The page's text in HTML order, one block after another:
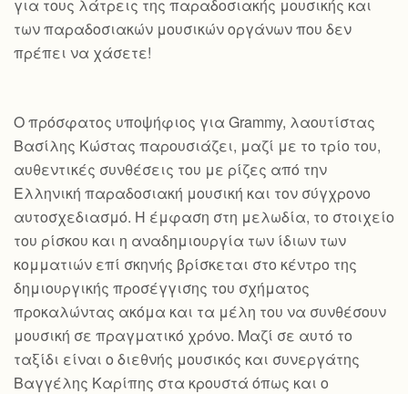
για τους λάτρεις της παραδοσιακής μουσικής και
των παραδοσιακών μουσικών οργάνων που δεν
πρέπει να χάσετε!
Ο πρόσφατος υποψήφιος για Grammy, λαουτίστας
Βασίλης Κώστας παρουσιάζει, μαζί με το τρίο του,
αυθεντικές συνθέσεις του με ρίζες από την
Ελληνική παραδοσιακή μουσική και τον σύγχρονο
αυτοσχεδιασμό. Η έμφαση στη μελωδία, το στοιχείο
του ρίσκου και η αναδημιουργία των ίδιων των
κομματιών επί σκηνής βρίσκεται στο κέντρο της
δημιουργικής προσέγγισης του σχήματος
προκαλώντας ακόμα και τα μέλη του να συνθέσουν
μουσική σε πραγματικό χρόνο. Μαζί σε αυτό το
ταξίδι είναι ο διεθνής μουσικός και συνεργάτης
Βαγγέλης Καρίπης στα κρουστά όπως και ο